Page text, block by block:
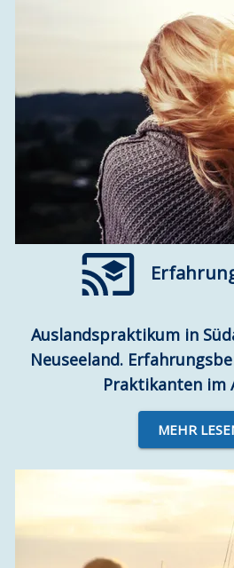
Auslandspraktikum in
Neuseeland.
Praktikanten im
MEHR